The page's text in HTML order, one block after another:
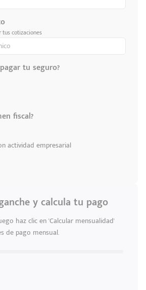
tus cotizaciones
tu seguro?
fiscal?
actividad empresarial
y calcula tu pago
haz clic en 'Calcular mensualidad'
de pago mensual.